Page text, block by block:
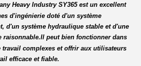
Heavy Industry SY365 est un excellent
d'ingénierie doté d'un système
d'un système hydraulique stable et d'une
raisonnable.Il peut bien fonctionner dans
complexes et offrir aux utilisateurs
efficace et fiable.